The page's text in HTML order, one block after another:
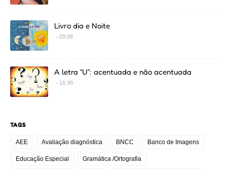
Livro dia e Noite
09:08
A letra “U”: acentuada e não acentuada
16:38
TAGS
AEE Avaliação diagnóstica BNCC Banco de Imagens
Educação Especial Gramática /Ortografia